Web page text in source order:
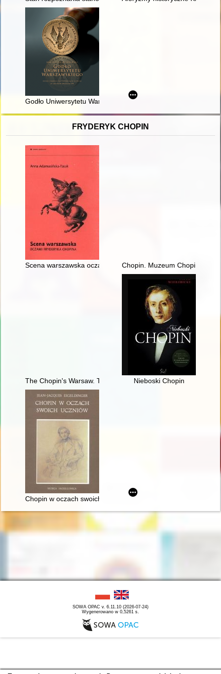
Godło Uniwersytetu Warszawskiego : dzieje symbolu na
FRYDERYK CHOPIN
Scena warszawska oczami Fryderyka Chopina
Chopin. Muzeum Chopina.
The Chopin's Warsaw. The Chopin's addresses in Warsaw
Nieboski Chopin
Chopin w oczach swoich uczniów
SOWA OPAC v. 6.11.10 (2026-07-24)
Wygenerowano w 0,5261 s.